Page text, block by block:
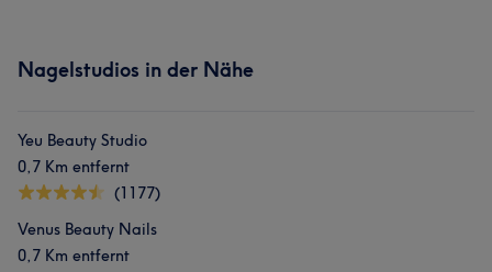
Nagelstudios in der Nähe
Yeu Beauty Studio
0,7 Km entfernt
(1177)
Venus Beauty Nails
0,7 Km entfernt